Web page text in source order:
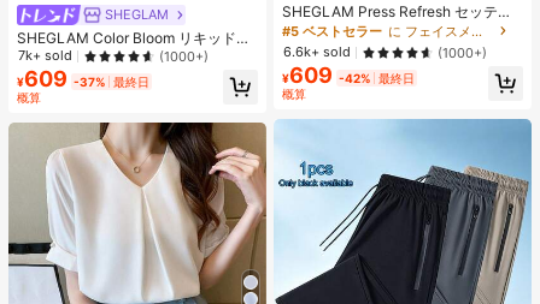
SHEGLAM
SHEGLAM Color Bloom リキッドチ
ークマット仕上げ-Love Cake チー
ク 女性と女の子のためのブランドビ
ューティーコスメメイクアップ
7k+ sold (1000+)
¥609 -37% 最終日
概算
SHEGLAM Press Refresh セッティ
ングスプレー 女性と女の子のための
ブランドビューティーコスメメイク
アップ
#5 ベストセラー
に フェイスメイク
6.6k+ sold
(1000+)
¥609 -42% 最終日
概算